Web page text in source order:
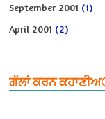
September 2001 (1)
April 2001 (2)
ਗੱਲਾਂ ਕਰਨ